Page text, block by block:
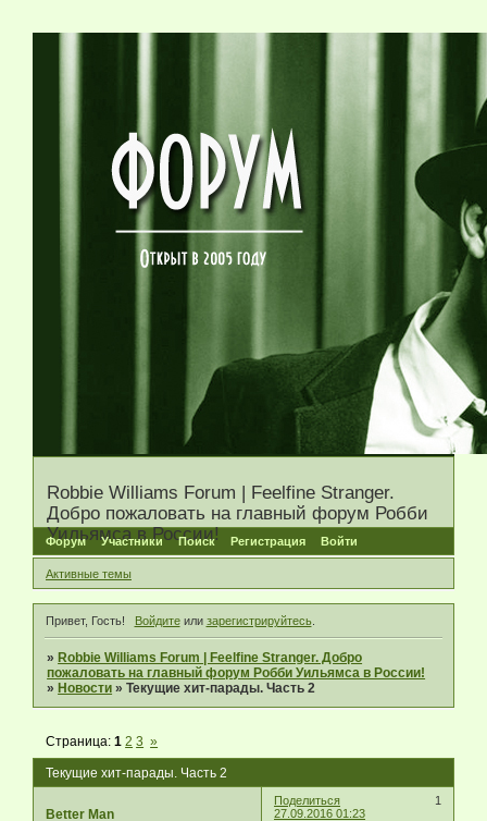
Robbie Williams Forum | Feelfine Stranger.
Добро пожаловать на главный форум Робби
Уильямса в России!
Форум Участники Поиск Регистрация Войти
Активные темы
Привет, Гость! Войдитеили зарегистрируйтесь.
» Robbie Williams Forum | Feelfine Stranger. Добро
пожаловать на главный форум Робби Уильямса в России!
» Новости »Текущие хит-парады. Часть 2
Текущие хит-парады. Часть 2
Страница:1 2 3 »
Поделиться
1
27.09.2016 01:23
Better Man